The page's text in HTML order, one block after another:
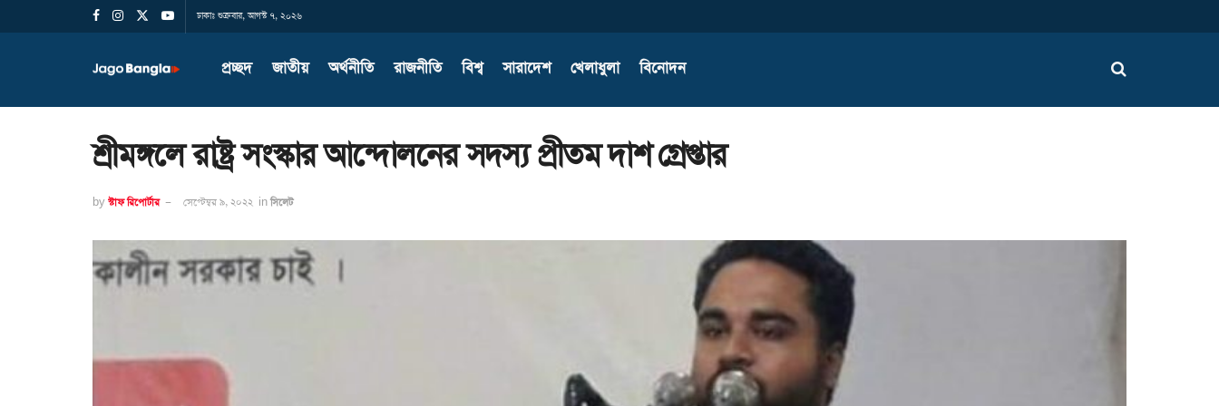
ঢাকাঃ শুক্রবার, আগস্ট ৭, ২০২৬
প্রচ্ছদ জাতীয় অর্থনীতি রাজনীতি বিশ্ব সারাদেশ খেলাধুলা বিনোদন
শ্রীমঙ্গলে রাষ্ট্র সংস্কার আন্দোলনের সদস্য প্রীতম দাশ গ্রেপ্তার
by স্টাফ রিপোর্টার সেপ্টেম্বর ৯, ২০২২ in সিলেট